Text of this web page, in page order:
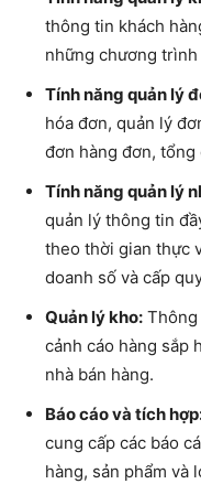
thông tin khách
những chương
Tính năng quản lý
hóa đơn, quản lý
đơn hàng đơn, tổng
Tính năng quản lý
quản lý thông tin
theo thời gian thực
doanh số và cấp
Quản lý kho: Thông
cảnh cáo hàng sắp
nhà bán hàng.
Báo cáo và tích
cung cấp các báo
hàng, sản phẩm và